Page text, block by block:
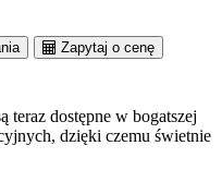
Zapytaj o cenę
teraz dostępne w bogatszej
dzięki czemu świetnie